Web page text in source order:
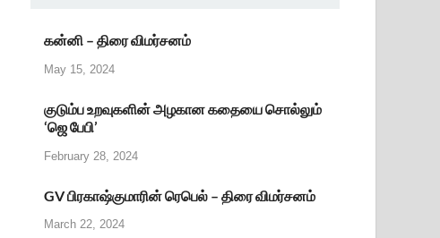
கன்னி – திரை விமர்சனம்
May 15, 2024
குடும்ப உறவுகளின் அழகான கதையை சொல்லும்
‘ஜெ பேபி’
February 28, 2024
GV பிரகாஷ்குமாரின் ரெபெல் – திரை விமர்சனம்
March 22, 2024